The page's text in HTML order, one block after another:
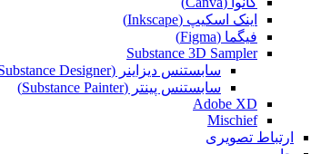
اینک اسکیپ (Inkscape)
فیگما (Figma‎)
Substance 3D Sampler
سابستنس دیزاینر (Substance Designer)
سابستنس پینتر (Substance Painter)
Adobe XD
Mischief
ارتباط تصویری